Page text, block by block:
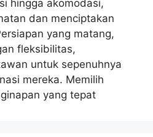
hingga akomodasi,
dan menciptakan
yang matang,
fleksibilitas,
untuk sepenuhnya
mereka. Memilih
yang tepat